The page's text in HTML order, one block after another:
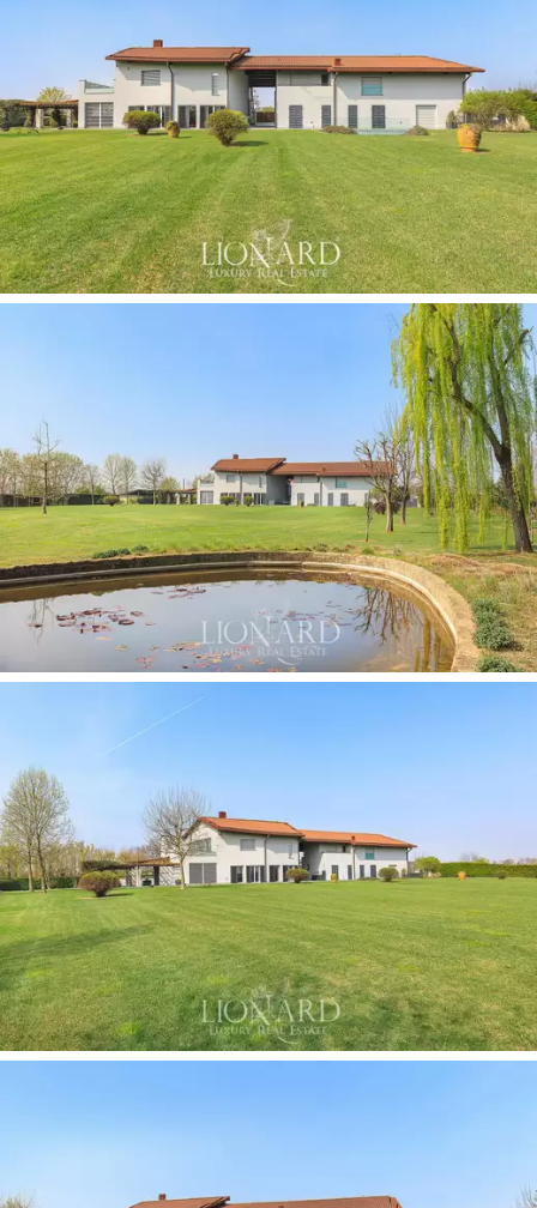
板上还有一间带私人浴室的客房和第三间卧室，
目前用作鞋储藏室，可通往第二个露台，配有外
部储藏室。
地下室层有一家华丽的小酒馆，配有健身房、大
型洗衣区、浴室以及尚未完工的健康和水疗室，
配有桑拿浴室、土耳其浴室、更衣室和室内游泳
池的设施和设施具有逆流游泳系统。 旁边正在开
发配备锅炉和家庭自动化系统控制系统的技术
第二栋房子旨在为家庭成员提供完全私密的居住
环境，目前处于先进状态，房子的所有三层都已
安装了系统和设施。
毗邻托管人的解决方案，还有两间卧室和露台，